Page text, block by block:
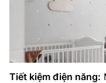
Tiết kiệm điện năng: